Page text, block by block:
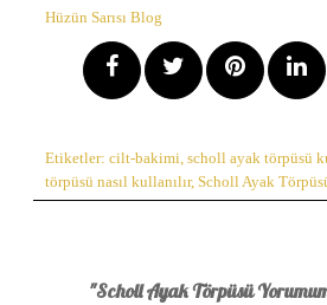
Hüzün Sarısı Blog
Etiketler: cilt-bakimi, scholl ayak törpüsü
törpüsü nasıl kullanılır, Scholl Ayak
"Scholl Ayak Törpüsü